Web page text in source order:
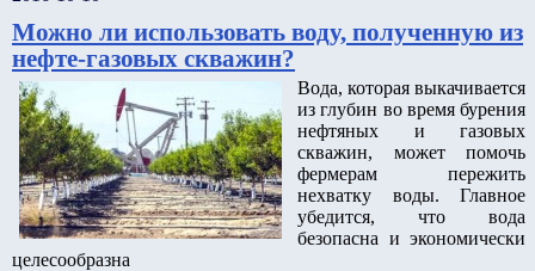
Можно ли использовать воду, полученную из
нефте-газовых скважин?
Вода, которая выкачивается
из глубин во время бурения
нефтяных и газовых
скважин, может помочь
фермерам пережить
нехватку воды. Главное
убедится, что вода
безопасна и экономически
целесообразна